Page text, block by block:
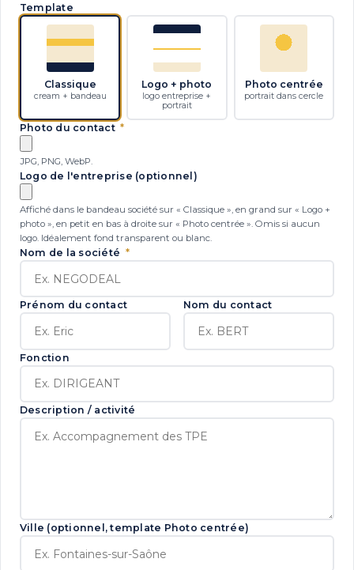
Template
Classique
cream + bandeau
Logo + photo
logo entreprise +
portrait
Photo centrée
portrait dans cercle
Photo du contact *
JPG, PNG, WebP.
Logo de l'entreprise (optionnel)
Affiché dans le bandeau société sur « Classique », en grand sur « Logo +
photo », en petit en bas à droite sur « Photo centrée ». Omis si aucun
logo. Idéalement fond transparent ou blanc.
Nom de la société *
Prénom du contact Nom du contact
Fonction
Description / activité
Ville (optionnel, template Photo centrée)